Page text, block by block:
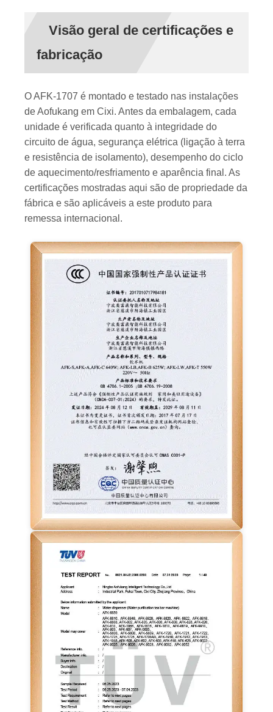
Visão geral de certificações e
fabricação
O AFK-1707 é montado e testado nas instalações
de Aofukang em Cixi. Antes da embalagem, cada
unidade é verificada quanto à integridade do
circuito de água, segurança elétrica (ligação à terra
e resistência de isolamento), desempenho do ciclo
de aquecimento/resfriamento e aparência final. As
certificações mostradas aqui são de propriedade da
fábrica e são aplicáveis ​​a este produto para
remessa internacional.